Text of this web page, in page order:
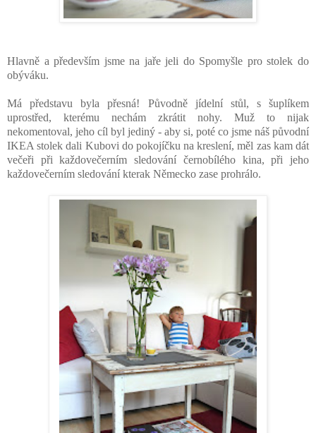
Hlavně a především jsme na jaře jeli do Spomyšle pro stolek do
obýváku.
Má představu byla přesná! Původně jídelní stůl, s šuplíkem
uprostřed, kterému nechám zkrátit nohy. Muž to nijak
nekomentoval, jeho cíl byl jediný - aby si, poté co jsme náš původní
IKEA stolek dali Kubovi do pokojíčku na kreslení, měl zas kam dát
večeři při každovečerním sledování černobílého kina, při jeho
každovečerním sledování kterak Německo zase prohrálo.